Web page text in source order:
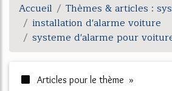
Accueil
Thèmes & articles :
installation d'alarme voiture
systeme d'alarme pour
Articles pour le thème »